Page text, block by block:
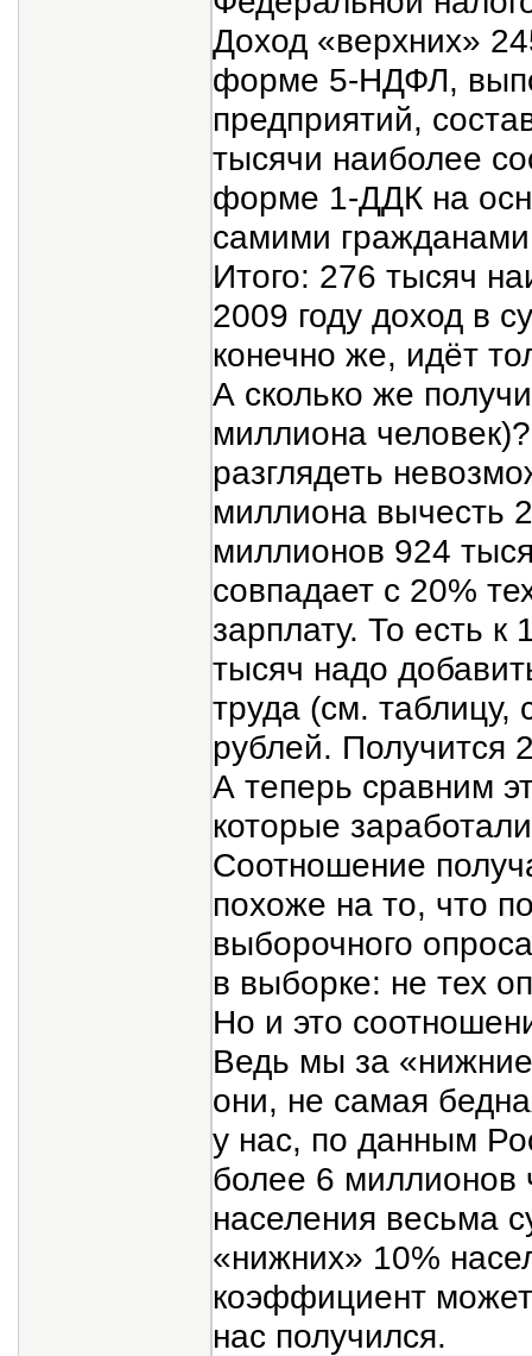
Доход «верхних»
форме 5-НДФЛ,
предприятий,
тысячи наиболее
форме 1-ДДК на
самими
Итого: 276 тысяч
2009 году доход в
конечно же, идёт
А сколько же
миллиона
разглядеть
миллиона вычесть
миллионов 924
совпадает с 20%
зарплату. То есть
тысяч надо
труда (см. таблицу,
рублей. Получится
А теперь сравним
которые
Соотношение
похоже на то, что
выборочного
в выборке: не тех
Но и это
Ведь мы за
они, не самая
у нас, по данным
более 6 миллионов
населения весьма
«нижних» 10%
коэффициент может
нас получился.